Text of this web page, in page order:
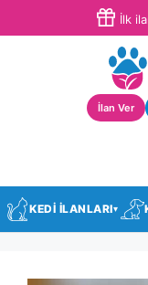
İlk
İlan Ver
KEDİ İLANLARI▾